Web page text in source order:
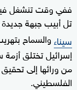
ففي وقت تنشغل
تل أبيب جبهة
سيناء والسماح
إسرائيل تختلق
من ورائها إلى
الفلسطيني.